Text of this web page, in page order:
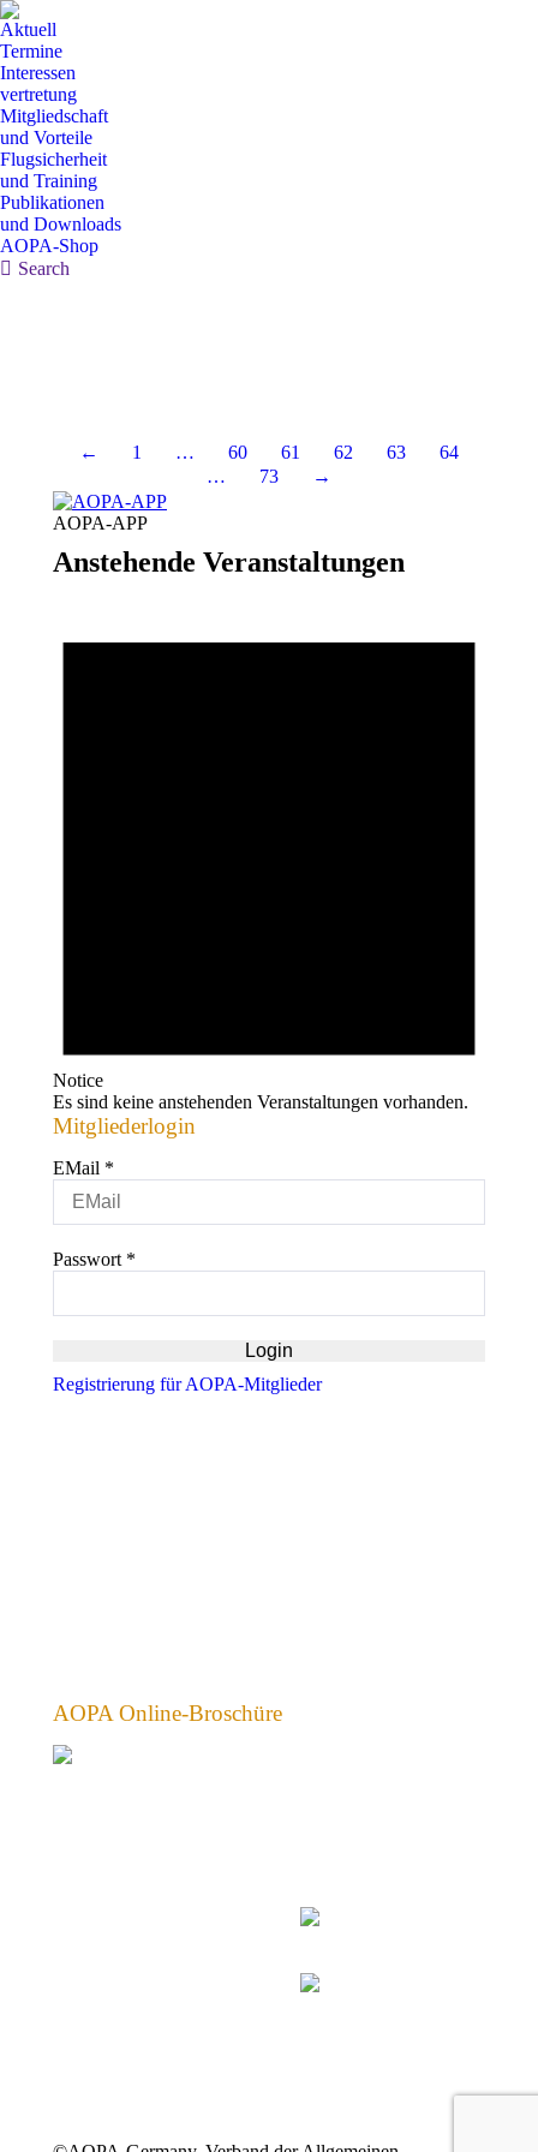
Aktuell
Termine
Interessen
vertretung
Mitgliedschaft
und Vorteile
Flugsicherheit
und Training
Publikationen
und Downloads
AOPA-Shop
Search:
Search
← 1 … 60 61 62 63
64
…
73 →
AOPA-APP
Anstehende Veranstaltungen
Notice
Es sind keine anstehenden Veranstaltungen vorhanden.
Mitgliederlogin
EMail *
Passwort *
Registrierung für AOPA-Mitglieder
AOPA Online-Broschüre